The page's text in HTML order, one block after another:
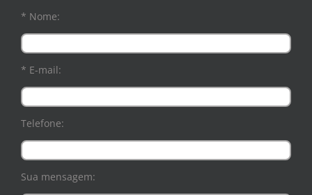
* Nome:
* E-mail:
Telefone:
Sua mensagem: